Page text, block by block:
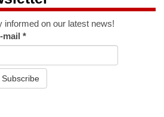
informed on our latest news!
mail*
Subscribe